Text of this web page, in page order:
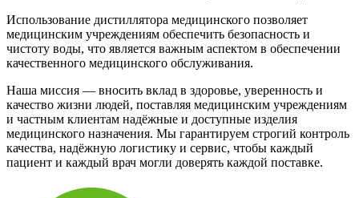
Использование дистиллятора медицинского позволяет
медицинским учреждениям обеспечить безопасность и
чистоту воды, что является важным аспектом в обеспечении
качественного медицинского обслуживания.
Наша миссия — вносить вклад в здоровье, уверенность и
качество жизни людей, поставляя медицинским учреждениям
и частным клиентам надёжные и доступные изделия
медицинского назначения. Мы гарантируем строгий контроль
качества, надёжную логистику и сервис, чтобы каждый
пациент и каждый врач могли доверять каждой поставке.